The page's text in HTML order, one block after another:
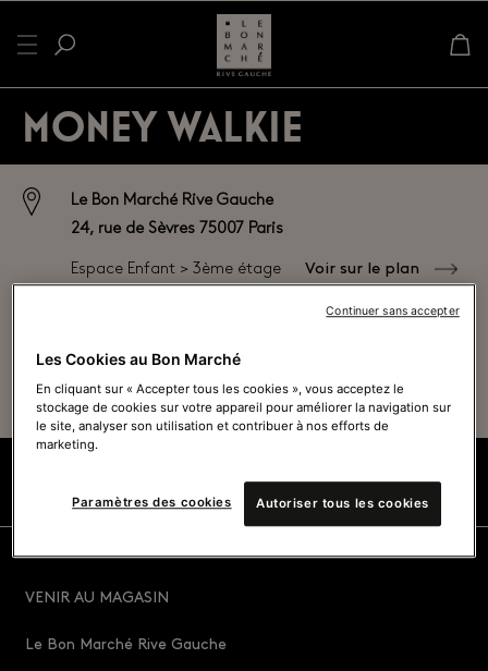
MONEY WALKIE
Le Bon Marché Rive Gauche
24, rue de Sèvres 75007 Paris
Espace Enfant > 3ème étage Voir sur le plan
Voir tous les horaires
VENIR AU MAGASIN
Le Bon Marché Rive Gauche
Les Cookies au Bon Marché
En cliquant sur « Accepter tous les cookies », vous acceptez le
stockage de cookies sur votre appareil pour améliorer la navigation sur
le site, analyser son utilisation et contribuer à nos efforts de
marketing.
Paramètres des cookies Autoriser tous les cookies
Continuer sans accepter